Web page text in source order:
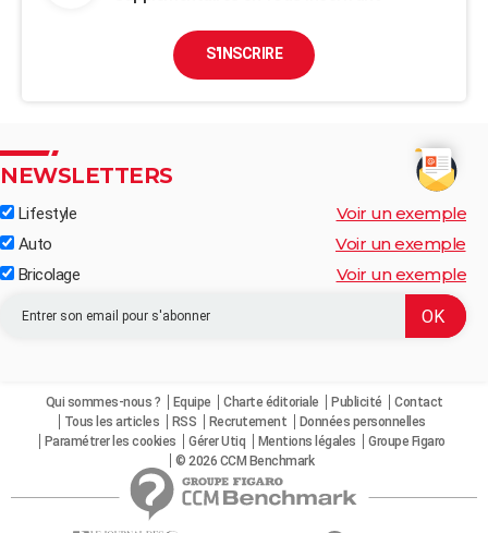
S'INSCRIRE
NEWSLETTERS
Lifestyle Voir un exemple
Auto Voir un exemple
Bricolage Voir un exemple
Qui sommes-nous ? Equipe Charte éditoriale Publicité
Contact
Tous les articles
RSS Recrutement
Données personnelles
Paramétrer les cookies
Gérer Utiq Mentions légales
Groupe Figaro
© 2026 CCM Benchmark